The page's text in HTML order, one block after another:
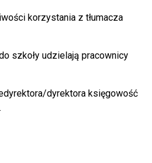
korzystania z tłumacza
szkoły udzielają pracownicy
dyrektora księgowość